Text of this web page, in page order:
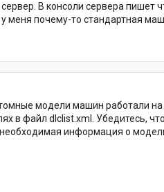
В консоли сервера пишет
меня почему-то стандартная
модели машин работали
в файл dlclist.xml. Убедитесь,
необходимая информация о